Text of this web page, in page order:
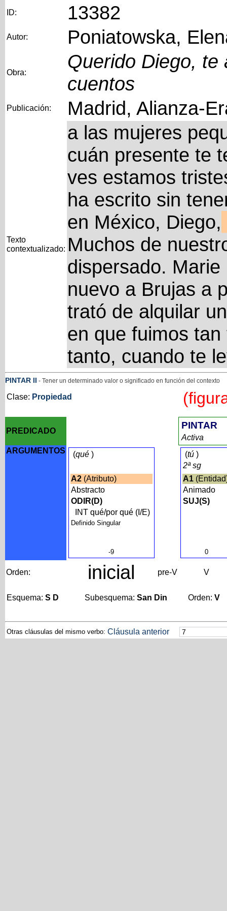
ID: 13382
Autor: Poniatowska,
Obra:
Querido Diego, te
cuentos
Publicación: Madrid, Alianza-
Texto
contextualizado:
a las mujeres
cuán presente te
ves estamos
ha escrito sin
en México, Diego,
Muchos de
dispersado.
nuevo a Brujas a
trató de alquilar
en que fuimos
tanto, cuando te
PINTAR II - Tener un determinado valor o significado en función del contexto
Clase: Propiedad
PREDICADO
PINTAR
Activa
ARGUMENTOS
(qué)
A2(Atributo)
Abstracto
ODIR(D)
INT qué/por qué (I/E)
Definido Singular
-9
(tú)
2ª sg
A1
Animado
SUJ(S)
0
Orden: inicial pre-V V
Esquema: S D Subesquema: San Din Orden: V
Otras cláusulas del mismo verbo: Cláusula anterior